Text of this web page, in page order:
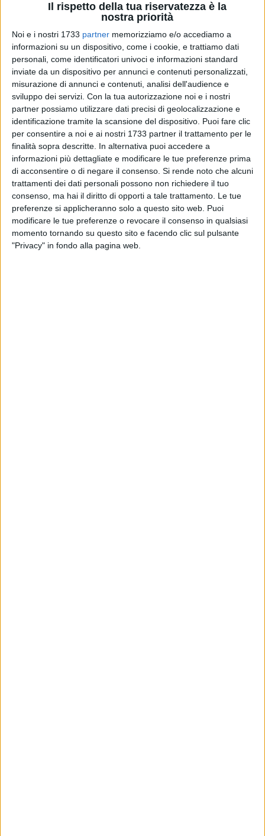
Il rispetto della tua riservatezza è la
nostra priorità
Noi e i nostri 1733 partner memorizziamo e/o accediamo a
informazioni su un dispositivo, come i cookie, e trattiamo dati
personali, come identificatori univoci e informazioni standard
inviate da un dispositivo per annunci e contenuti personalizzati,
misurazione di annunci e contenuti, analisi dell'audience e
sviluppo dei servizi. Con la tua autorizzazione noi e i nostri
partner possiamo utilizzare dati precisi di geolocalizzazione e
identificazione tramite la scansione del dispositivo. Puoi fare clic
per consentire a noi e ai nostri 1733 partner il trattamento per le
finalità sopra descritte. In alternativa puoi accedere a
informazioni più dettagliate e modificare le tue preferenze prima
di acconsentire o di negare il consenso. Si rende noto che alcuni
trattamenti dei dati personali possono non richiedere il tuo
consenso, ma hai il diritto di opporti a tale trattamento. Le tue
preferenze si applicheranno solo a questo sito web. Puoi
modificare le tue preferenze o revocare il consenso in qualsiasi
momento tornando su questo sito e facendo clic sul pulsante
"Privacy" in fondo alla pagina web.
38
FRANCESCO PITTÒ
Alle ore 18.30 di quest'oggi, venerdì 11 ottobre, vi sarà
l'ultimo appuntamento del 2024 al venerdì sera diTerlizzi
"Vivila in Bici".
Dal prossimo fine settimana, infatti, la biciclettata che dal 3
luglio 2020 allieta i venerdì delle stagioni calde e i pomeriggi
domenicali dell'autunno e dell'inverno, si terrà
verosimilmente il sabato pomeriggio. L'ufficialità la si avrà
dopo l'esito di un sondaggio che sarà effettuato sul gruppo
WhatsApp dell'evento.
I partecipanti al "Vivila in Bici" di questa sera, dopo la